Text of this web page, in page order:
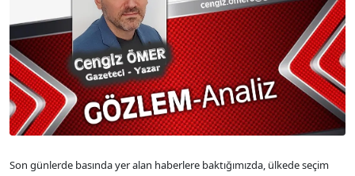
Son günlerde basında yer alan haberlere baktığımızda, ülkede seçim